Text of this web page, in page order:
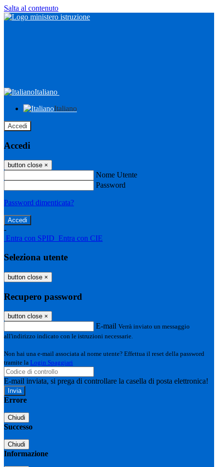
Salta al contenuto
Italiano
Italiano
Accedi
Accedi
button close ×
Nome Utente
Password
Password dimenticata?
-
Entra con SPID Entra con CIE
Seleziona utente
button close ×
Recupero password
button close ×
E-mail Verrà inviato un messaggio
all'indirizzo indicato con le istruzioni necessarie.
Non hai una e-mail associata al nome utente? Effettua il reset della password
tramite la Login Spaggiari
E-mail inviata, si prega di controllare la casella di posta elettronica!
Errore
Chiudi
Successo
Chiudi
Informazione